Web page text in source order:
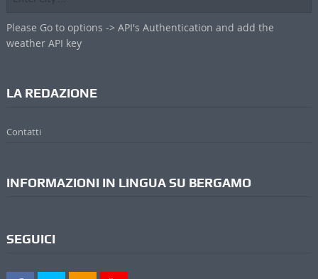
Please Go to options -> API's Authentication and add the
weather API key
LA REDAZIONE
Contatti
INFORMAZIONI IN LINGUA SU BERGAMO
SEGUICI